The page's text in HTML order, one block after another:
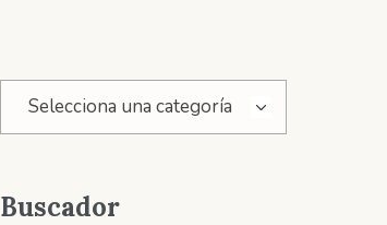
Selecciona una categoría
Buscador